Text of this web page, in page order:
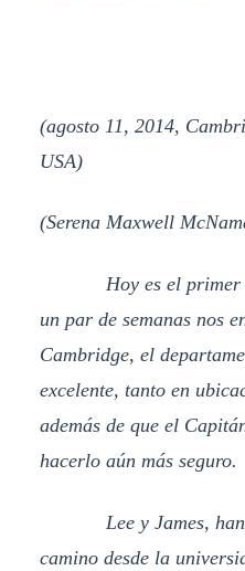
(agosto 11, 2014,
USA)
(Serena Maxwell
Hoy es el primer día
un par de semanas nos
Cambridge, el
excelente, tanto en
además de que el
hacerlo aún más seguro.
Lee y James, han
camino desde la